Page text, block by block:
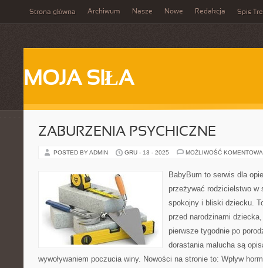
Strona główna Archiwum Nasze Nowe Redakcja Spis
MOJA SIŁA
ZABURZENIA PSYCHICZNE
POSTED BY ADMIN GRU - 13 - 2025 MOŻLIWOŚĆ
BabyBum to serwis dla
przeżywać rodzicielstwo w
spokojny i bliski dziecku.
przed narodzinami
pierwsze tygodnie po
dorastania malucha są
wywoływaniem poczucia winy. Nowości na stronie to: Wpływ